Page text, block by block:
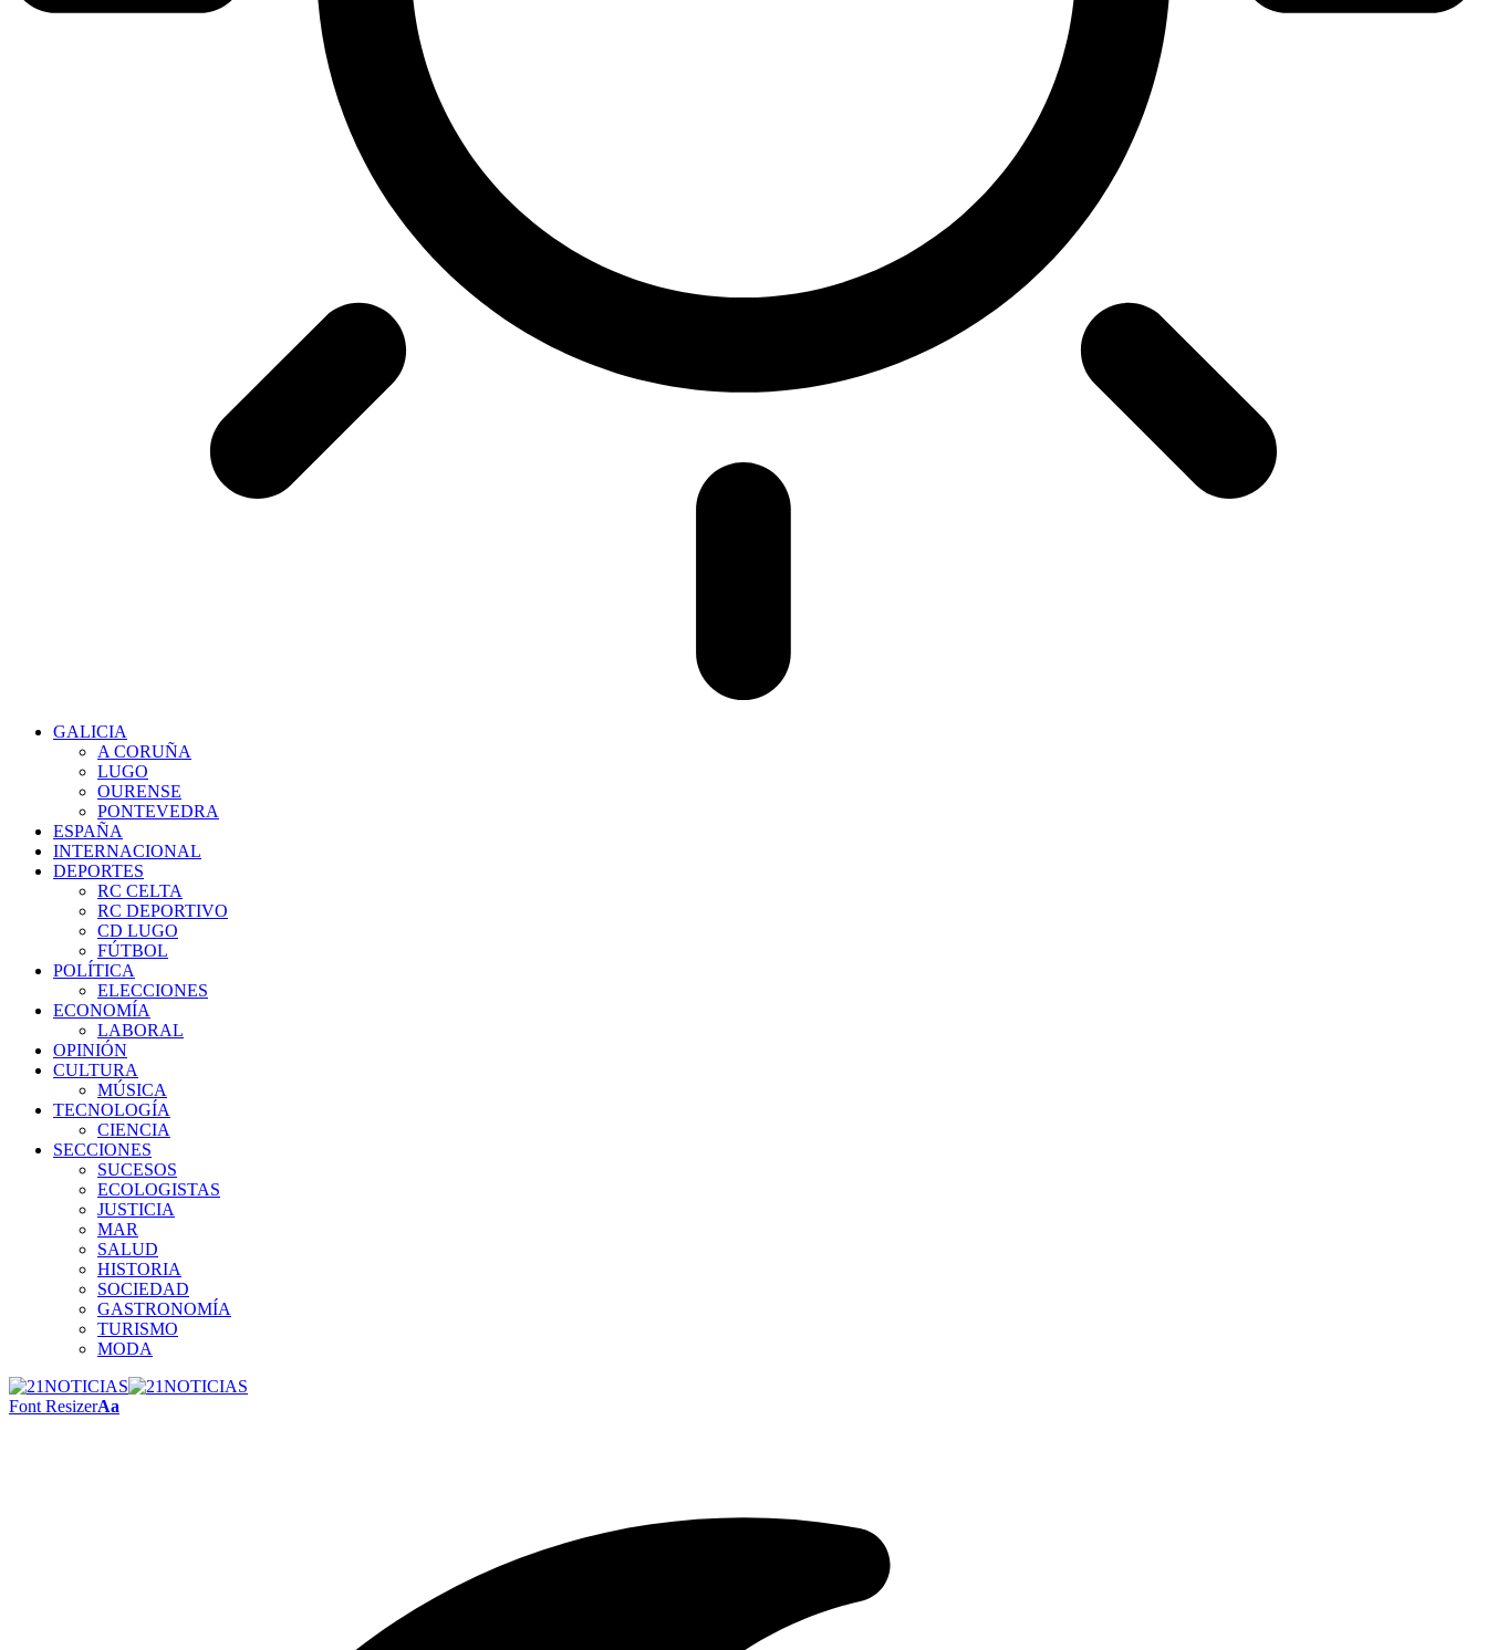
GALICIA
A CORUÑA
LUGO
OURENSE
PONTEVEDRA
ESPAÑA
INTERNACIONAL
DEPORTES
RC CELTA
RC DEPORTIVO
CD LUGO
FÚTBOL
POLÍTICA
ELECCIONES
ECONOMÍA
LABORAL
OPINIÓN
CULTURA
MÚSICA
TECNOLOGÍA
CIENCIA
SECCIONES
SUCESOS
ECOLOGISTAS
JUSTICIA
MAR
SALUD
HISTORIA
SOCIEDAD
GASTRONOMÍA
TURISMO
MODA
Font ResizerAa